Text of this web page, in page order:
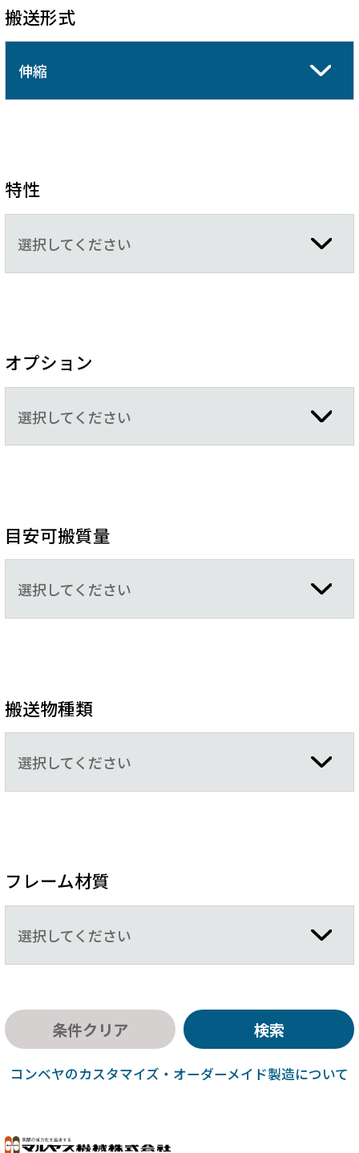
搬送形式
伸縮
特性
選択してください
オプション
選択してください
目安可搬質量
選択してください
搬送物種類
選択してください
フレーム材質
選択してください
条件クリア 検索
コンベヤのカスタマイズ・オーダーメイド製造について